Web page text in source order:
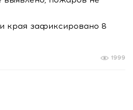
края зафиксировано 8
1999